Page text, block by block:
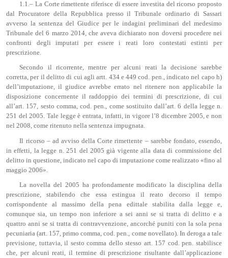
1.1.– La Corte rimettente riferisce di essere investita del ricorso proposto
dal Procuratore della Repubblica presso il Tribunale ordinario di Sassari
avverso la sentenza del Giudice per le indagini preliminari del medesimo
Tribunale del 6 marzo 2014, che aveva dichiarato non doversi procedere nei
confronti degli imputati per essere i reati loro contestati estinti per
prescrizione.
Secondo il ricorrente, mentre per alcuni reati la decisione sarebbe
corretta, per il delitto di cui agli artt. 434 e 449 cod. pen., indicato nel capo h)
dell’imputazione, il giudice avrebbe errato nel ritenere non applicabile la
disposizione concernente il raddoppio dei termini di prescrizione, di cui
all’art. 157, sesto comma, cod. pen., come sostituito dall’art. 6 della legge n.
251 del 2005. Tale legge è entrata, infatti, in vigore l’8 dicembre 2005, e non
nel 2008, come ritenuto nella sentenza impugnata.
Il ricorso – ad avviso della Corte rimettente – sarebbe fondato, essendo,
in effetti, la legge n. 251 del 2005 già vigente alla data di commissione del
delitto in questione, indicato nel capo di imputazione come realizzato «fino al
maggio 2006».
La novella del 2005 ha profondamente modificato la disciplina della
prescrizione, stabilendo che essa estingua il reato decorso il tempo
corrispondente al massimo della pena edittale stabilita dalla legge e,
comunque sia, un tempo non inferiore a sei anni se si tratta di delitto e a
quattro anni se si tratta di contravvenzione, ancorché puniti con la sola pena
pecuniaria (art. 157, primo comma, cod. pen., come novellato). In deroga a tale
previsione, tuttavia, il sesto comma dello stesso art. 157 cod. pen. stabilisce
che, per alcuni reati, il termine di prescrizione risultante dall’applicazione